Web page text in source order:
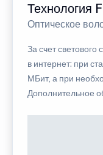
Технология
Оптическое
За счет светового
в интернет: при
МБит, а при
Дополнительное